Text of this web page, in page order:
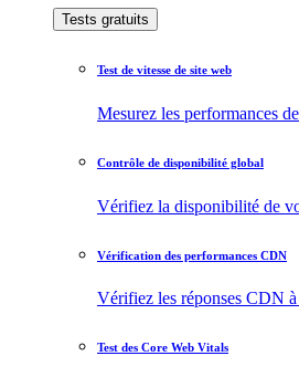
Tests gratuits
Test de vitesse de site web
Mesurez les performances
Contrôle de disponibilité global
Vérifiez la disponibilité de
Vérification des performances CDN
Vérifiez les réponses CDN
Test des Core Web Vitals